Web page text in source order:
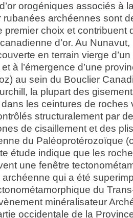
orogéniques associés à
rubanées archéennes sont
premier choix et contribuent
d’or. Au Nunavut,
en terrain vierge
à l’émergence d’une
au sein du Bouclier
la plupart des
les ceintures de roches
structuralement par
de cisaillement et des
du Paléoprotérozoïque
étude indique que les
une fenêtre
qui a été
du
minéralisateur
occidentale de la